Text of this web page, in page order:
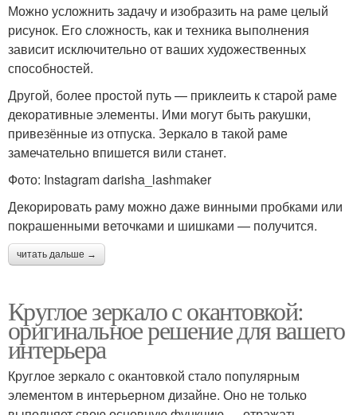
Можно усложнить задачу и изобразить на раме целый
рисунок. Его сложность, как и техника выполнения
зависит исключительно от ваших художественных
способностей.
Другой, более простой путь — приклеить к старой раме
декоративные элементы. Ими могут быть ракушки,
привезённые из отпуска. Зеркало в такой раме
замечательно впишется вили станет.
Фото: Instagram darisha_lashmaker
Декорировать раму можно даже винными пробками или
покрашенными веточками и шишками — получится.
читать дальше →
Круглое зеркало с окантовкой:
оригинальное решение для вашего
интерьера
Круглое зеркало с окантовкой стало популярным
элементом в интерьерном дизайне. Оно не только